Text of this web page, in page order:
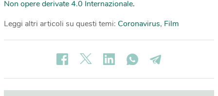
Non opere derivate 4.0 Internazionale.
Leggi altri articoli su questi temi: Coronavirus, Film